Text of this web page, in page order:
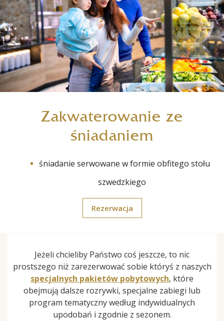
Zakwaterowanie ze
śniadaniem
śniadanie serwowane w formie obfitego stołu
szwedzkiego
Rezerwacja
Jeżeli chcieliby Państwo coś jeszcze, to nic
prostszego niż zarezerwować sobie któryś z naszych
specjalnych pakietów pobytowych, które
obejmują dalsze rozrywki, specjalne zabiegi lub
program tematyczny według indywidualnych
upodobań i zgodnie z sezonem.